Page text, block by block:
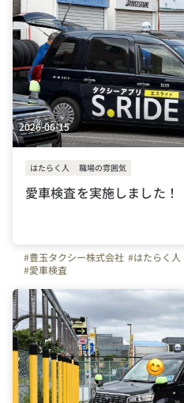
2026-06-15
はたらく人 職場の雰囲気
愛車検査を実施しました！
#豊玉タクシー株式会社 #はたらく人
#愛車検査